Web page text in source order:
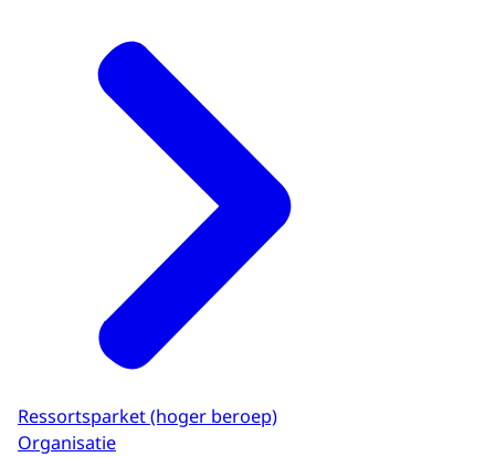
Ressortsparket (hoger beroep)
Organisatie